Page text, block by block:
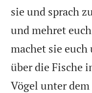
sie und sprach
und mehret
machet sie
über die Fische
Vögel unter